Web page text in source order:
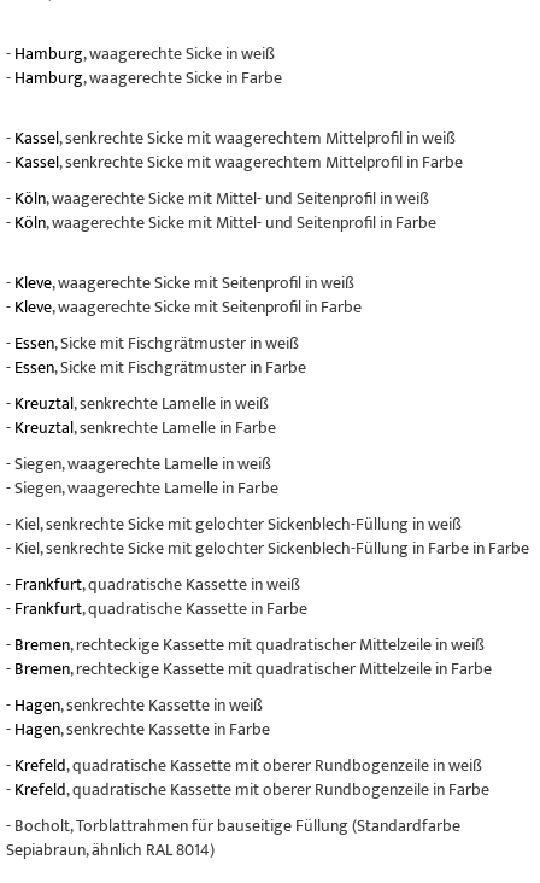
-Hamburg, waagerechte Sicke in weiß
-Hamburg, waagerechte Sicke in Farbe
-Kassel, senkrechte Sicke mit waagerechtem Mittelprofil in weiß
-Kassel, senkrechte Sicke mit waagerechtem Mittelprofil in Farbe
-Köln, waagerechte Sicke mit Mittel- und Seitenprofil in weiß
-Köln, waagerechte Sicke mit Mittel- und Seitenprofil in Farbe
-Kleve, waagerechte Sicke mit Seitenprofil in weiß
-Kleve, waagerechte Sicke mit Seitenprofil in Farbe
-Essen, Sicke mit Fischgrätmuster in weiß
-Essen, Sicke mit Fischgrätmuster in Farbe
-Kreuztal, senkrechte Lamelle in weiß
-Kreuztal, senkrechte Lamelle in Farbe
- Siegen, waagerechte Lamelle in weiß
- Siegen, waagerechte Lamelle in Farbe
- Kiel, senkrechte Sicke mit gelochter Sickenblech-Füllung in weiß
- Kiel, senkrechte Sicke mit gelochter Sickenblech-Füllung in Farbe in Farbe
-Frankfurt, quadratische Kassette in weiß
-Frankfurt, quadratische Kassette in Farbe
-Bremen, rechteckige Kassette mit quadratischer Mittelzeile in weiß
-Bremen, rechteckige Kassette mit quadratischer Mittelzeile in Farbe
-Hagen, senkrechte Kassette in weiß
-Hagen, senkrechte Kassette in Farbe
-Krefeld, quadratische Kassette mit oberer Rundbogenzeile in weiß
-Krefeld, quadratische Kassette mit oberer Rundbogenzeile in Farbe
- Bocholt, Torblattrahmen für bauseitige Füllung (Standardfarbe
Sepiabraun, ähnlich RAL 8014)